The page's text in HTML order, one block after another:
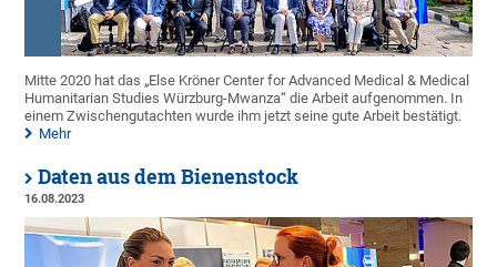
Mitte 2020 hat das „Else Kröner Center for Advanced Medical & Medical
Humanitarian Studies Würzburg-Mwanza“ die Arbeit aufgenommen. In
einem Zwischengutachten wurde ihm jetzt seine gute Arbeit bestätigt.
Mehr
Daten aus dem Bienenstock
16.08.2023